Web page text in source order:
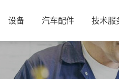
设备 汽车配件 技术服